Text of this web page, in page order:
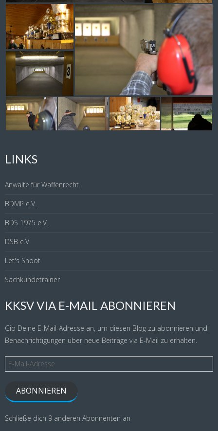
LINKS
Anwälte für Waffenrecht
BDMP e.V.
BDS 1975 e.V.
DSB e.V.
Let's Shoot
Sachkundetrainer
KKSV VIA E-MAIL ABONNIEREN
Gib Deine E-Mail-Adresse an, um diesen Blog zu abonnieren und
Benachrichtigungen über neue Beiträge via E-Mail zu erhalten.
E-
Mail-
Adresse
ABONNIEREN
Schließe dich 9 anderen Abonnenten an